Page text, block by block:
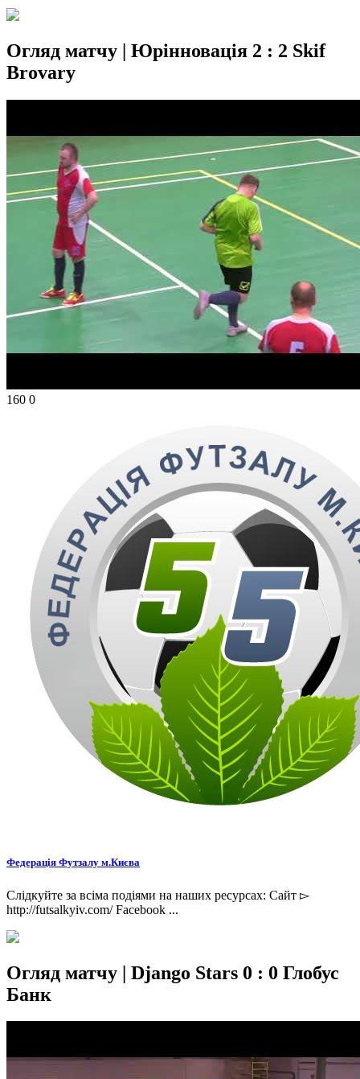
Огляд матчу | Юрінновація 2 : 2 Skif
Brovary
160 0
Федерація Футзалу м.Києва
Слідкуйте за всіма подіями на наших ресурсах: Сайт ▻
http://futsalkyiv.com/ Facebook ...
Огляд матчу | Django Stars 0 : 0 Глобус
Банк